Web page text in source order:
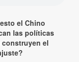
el Chino
las políticas
el